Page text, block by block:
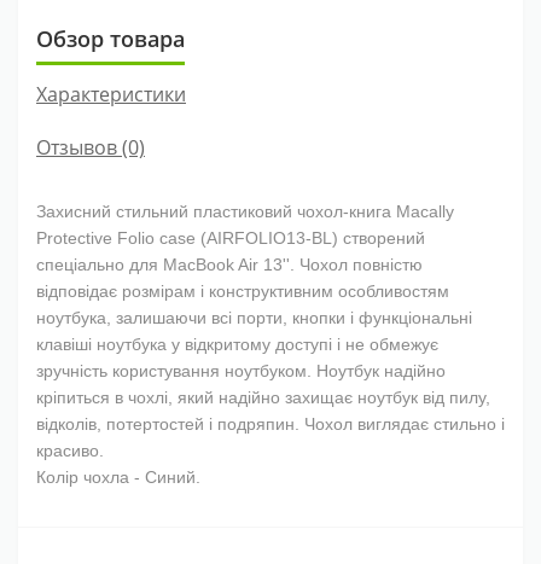
Обзор товара
Характеристики
Отзывов (0)
Захисний стильний пластиковий чохол-книга Macally
Protective Folio case (AIRFOLIO13-BL) створений
спеціально для MacBook Air 13''. Чохол повністю
відповідає розмірам і конструктивним особливостям
ноутбука, залишаючи всі порти, кнопки і функціональні
клавіші ноутбука у відкритому доступі і не обмежує
зручність користування ноутбуком. Ноутбук надійно
кріпиться в чохлі, який надійно захищає ноутбук від пилу,
відколів, потертостей і подряпин. Чохол виглядає стильно і
красиво.
Колір чохла - Синий.